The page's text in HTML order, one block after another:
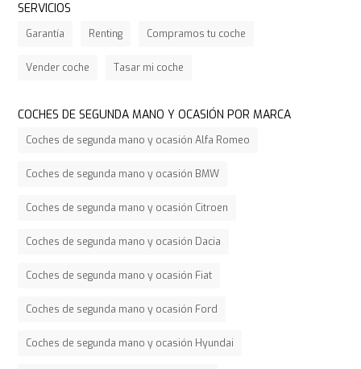
SERVICIOS
Garantía Renting Compramos tu coche
Vender coche Tasar mi coche
COCHES DE SEGUNDA MANO Y OCASIÓN POR MARCA
Coches de segunda mano y ocasión Alfa Romeo
Coches de segunda mano y ocasión BMW
Coches de segunda mano y ocasión Citroen
Coches de segunda mano y ocasión Dacia
Coches de segunda mano y ocasión Fiat
Coches de segunda mano y ocasión Ford
Coches de segunda mano y ocasión Hyundai